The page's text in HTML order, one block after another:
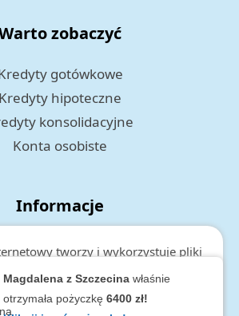
tworzy i wykorzystuje pliki
informacji o cookies, zakresie i celu
danych, znajduje się w
polityce
prywatności.
Magdalena z Szczecina właśnie
otrzymała pożyczkę 6400 zł!
zobaczyć
gotówkowe
Kredyty hipoteczne
konsolidacyjne
Konta osobiste
Informacje
prywatności
RODO